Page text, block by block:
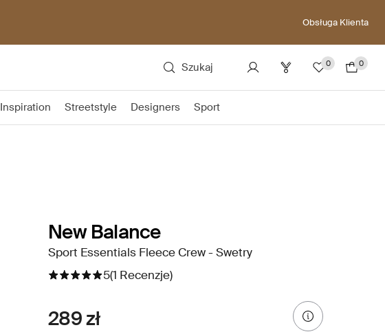
Obsługa Klienta
Szukaj 0 0
Inspiration Streetstyle Designers Sport
New Balance
Sport Essentials Fleece Crew - Swetry
5(1 Recenzje)
289 zł